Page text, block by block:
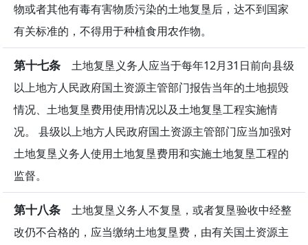
物或者其他有毒有害物质污染的土地复垦后，达不到国家
有关标准的，不得用于种植食用农作物。
第十七条 土地复垦义务人应当于每年12月31日前向县级
以上地方人民政府国土资源主管部门报告当年的土地损毁
情况、土地复垦费用使用情况以及土地复垦工程实施情
况。 县级以上地方人民政府国土资源主管部门应当加强对
土地复垦义务人使用土地复垦费用和实施土地复垦工程的
监督。
第十八条 土地复垦义务人不复垦，或者复垦验收中经整
改仍不合格的，应当缴纳土地复垦费，由有关国土资源主